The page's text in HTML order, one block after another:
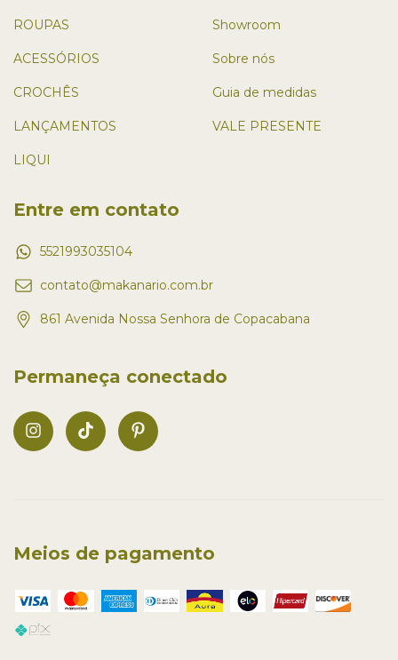
ROUPAS
ACESSÓRIOS
CROCHÊS
LANÇAMENTOS
LIQUI
Showroom
Sobre nós
Guia de medidas
VALE PRESENTE
Entre em contato
5521993035104
contato@makanario.com.br
861 Avenida Nossa Senhora de Copacabana
Permaneça conectado
Meios de pagamento